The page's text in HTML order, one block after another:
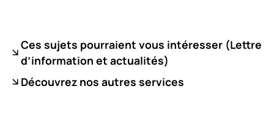
Ces sujets pourraient vous intéresser (Lettre
d’information et actualités)
Découvrez nos autres services